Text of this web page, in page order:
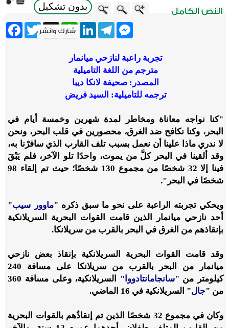
بدون تشكيل
Twitter X
WhatsApp
LinkedInTelegram
Messenger
تجربة راعبة لنازحي ميانمار
مترجم من اللغة التاميلية
المصدر: صحيفة لانكا ديبا
ترجمه للتاميلية: السيد فريض
"كنا نواجه معاناة ومخاطر لمدة شهرين وخمسة أيام في
البحر، وكنا نكافح ضد الغرق، محصورين في قلب البحر، ونحن
لا ندري ماذا علينا أن نعمل بسبب تلف القارب الذي سافرْنا به،
وقد ألقينا في البحر كلَّ من يموت، واحدًا تلو الآخر، فلم يَبْقَ
فينا إلا 32 شخصًا من مجموع 130 شخصًا؛ حيث تم إلقاء 98
شخصًا في البحر".
ويحكي تجربته الراعبة على نحو ما سبق ذكره "ماوور سيب"
أحد نازحي ميانمار الذين قامت القوات البحرية السريلانكية
بإنقاذهم من الغرق في البحر بالقرب من سريلانكا.
وقد قامت القوات البحرية السريلانكية بإنقاذ بعض نازحي
ميانمار من البحر بالقرب من سريلانكا على مسافة 240
كيلومتر من "سانجامانتادووا"
السريلانكية، وعلى مسافة 360
من "جال" السريلانكية في 16 الماضي.
وكان في مجموع 32 شخصًا الذين تم إنقاذُهم بالقوات البحرية